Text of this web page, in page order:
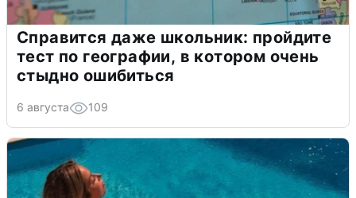
Справится даже школьник: пройдите
тест по географии, в котором очень
стыдно ошибиться
6 августа 109